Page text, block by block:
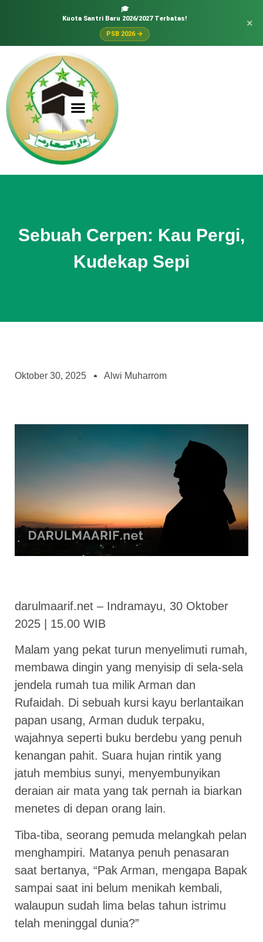
🎓
Kuota Santri Baru 2026/2027 Terbatas!
PSB 2026 →
×
Sebuah Cerpen: Kau Pergi,
Kudekap Sepi
Oktober 30, 2025 Alwi Muharrom
darulmaarif.net – Indramayu, 30 Oktober
2025 | 15.00 WIB
Malam yang pekat turun menyelimuti rumah,
membawa dingin yang menyisip di sela-sela
jendela rumah tua milik Arman dan
Rufaidah. Di sebuah kursi kayu berlantaikan
papan usang, Arman duduk terpaku,
wajahnya seperti buku berdebu yang penuh
kenangan pahit. Suara hujan rintik yang
jatuh membius sunyi, menyembunyikan
deraian air mata yang tak pernah ia biarkan
menetes di depan orang lain.
Tiba-tiba, seorang pemuda melangkah pelan
menghampiri. Matanya penuh penasaran
saat bertanya, “Pak Arman, mengapa Bapak
sampai saat ini belum menikah kembali,
walaupun sudah lima belas tahun istrimu
telah meninggal dunia?”